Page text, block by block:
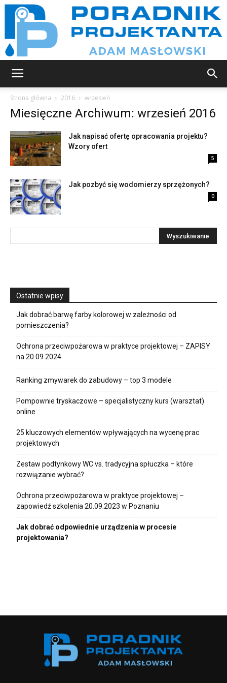
Strona główna 2016 wrzesień
Miesięczne Archiwum: wrzesień 2016
Jak napisać ofertę opracowania projektu?
Wzory ofert
5
Jak pozbyć się wodomierzy sprzężonych?
0
Ostatnie wpisy
Jak dobrać barwę farby kolorowej w zależności od
pomieszczenia?
Ochrona przeciwpożarowa w praktyce projektowej – ZAPISY
na 20.09.2024
Ranking zmywarek do zabudowy – top 3 modele
Pompownie tryskaczowe – specjalistyczny kurs (warsztat)
online
25 kluczowych elementów wpływających na wycenę prac
projektowych
Zestaw podtynkowy WC vs. tradycyjna spłuczka – które
rozwiązanie wybrać?
Ochrona przeciwpożarowa w praktyce projektowej –
zapowiedź szkolenia 20.09.2023 w Poznaniu
Jak dobrać odpowiednie urządzenia w procesie
projektowania?